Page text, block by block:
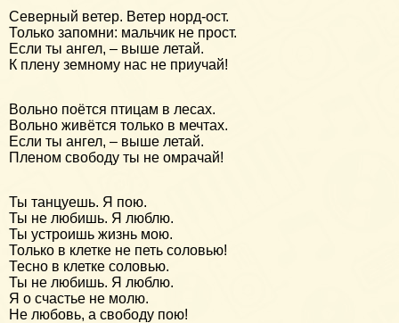
Северный ветер. Ветер норд-ост.
Только запомни: мальчик не прост.
Если ты ангел, – выше летай.
К плену земному нас не приучай!
Вольно поётся птицам в лесах.
Вольно живётся только в мечтах.
Если ты ангел, – выше летай.
Пленом свободу ты не омрачай!
Ты танцуешь. Я пою.
Ты не любишь. Я люблю.
Ты устроишь жизнь мою.
Только в клетке не петь соловью!
Тесно в клетке соловью.
Ты не любишь. Я люблю.
Я о счастье не молю.
Не любовь, а свободу пою!